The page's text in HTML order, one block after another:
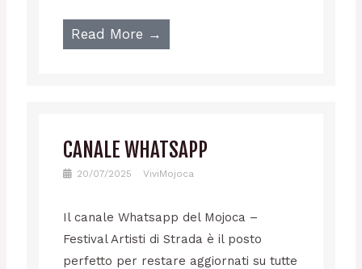
Read More →
CANALE WHATSAPP
20/07/2025 ViviMojoca
Il canale Whatsapp del Mojoca –
Festival Artisti di Strada è il posto
perfetto per restare aggiornati su tutte